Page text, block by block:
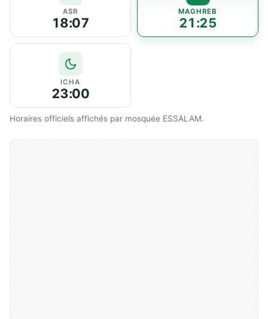
ASR
18:07
MAGHREB
21:25
ICHA
23:00
Horaires officiels affichés par mosquée ESSALAM.